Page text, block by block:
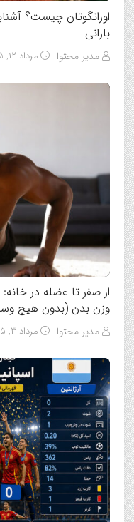
اورانگوتان چیست؟
بارانی
مدیر محتوا مرداد ۱۲, ۱۴۰۵
از صفر تا عضله در
وزن بدن (بدون هیچ
مدیر محتوا مرداد ۳, ۱۴۰۵